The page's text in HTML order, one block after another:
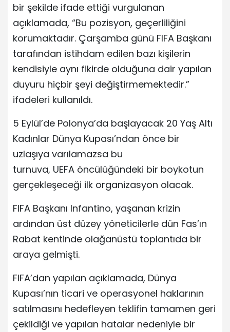
bir şekilde ifade ettiği vurgulanan
açıklamada, “Bu pozisyon, geçerliliğini
korumaktadır. Çarşamba günü FIFA Başkanı
tarafından istihdam edilen bazı kişilerin
kendisiyle aynı fikirde olduğuna dair yapılan
duyuru hiçbir şeyi değiştirmemektedir.”
ifadeleri kullanıldı.
5 Eylül’de Polonya’da başlayacak 20 Yaş Altı
Kadınlar Dünya Kupası’ndan önce bir
uzlaşıya varılamazsa bu
turnuva, UEFA öncülüğündeki bir boykotun
gerçekleşeceği ilk organizasyon olacak.
FIFA Başkanı Infantino, yaşanan krizin
ardından üst düzey yöneticilerle dün Fas’ın
Rabat kentinde olağanüstü toplantıda bir
araya gelmişti.
FIFA’dan yapılan açıklamada, Dünya
Kupası’nın ticari ve operasyonel haklarının
satılmasını hedefleyen teklifin tamamen geri
çekildiği ve yapılan hatalar nedeniyle bir